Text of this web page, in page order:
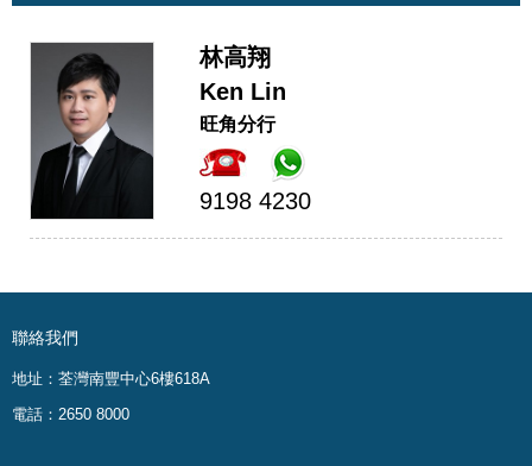
林高翔
Ken Lin
旺角分行
9198 4230
聯絡我們
地址：荃灣南豐中心6樓618A
電話：2650 8000